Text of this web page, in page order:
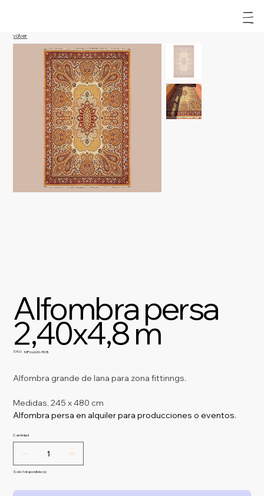
Alfombra persa
2,40x4,8 m
SKU: SKU
MProd26-1108
Alfombra grande de lana para zona fittinngs.
Medidas, 245 x 480 cm
Alfombra persa en alquiler para producciones o eventos.
Cantidad
Solo 1 disponible(s)
volver